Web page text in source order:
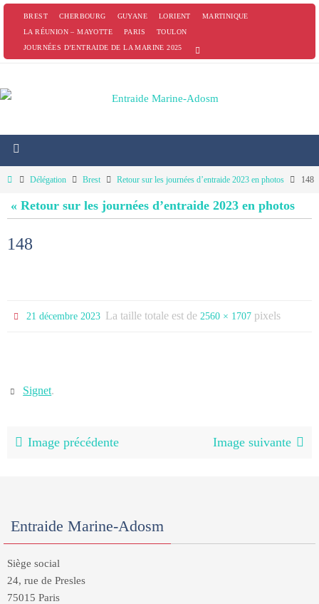
PasserBREST CHERBOURG GUYANE LORIENT
MARTINIQUE
LA RÉUNION – MAYOTTE
PARIS
TOULON
JOURNÉES D’ENTRAIDE DE LA MARINE 2025
HomeDélégation Brest Retour sur les journées d’entraide 2023 en photos 148
« Retour sur les journées d’entraide 2023 en photos
148
21 décembre 2023 La taille totale est de 2560 × 1707 pixels
Signet.
Image précédente Image suivante
Entraide Marine-Adosm
Siège social
24, rue de Presles
75015 Paris